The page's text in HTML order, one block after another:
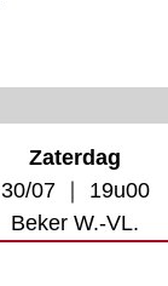
Zaterdag
30/07 ｜ 19u00
Beker W.-VL.